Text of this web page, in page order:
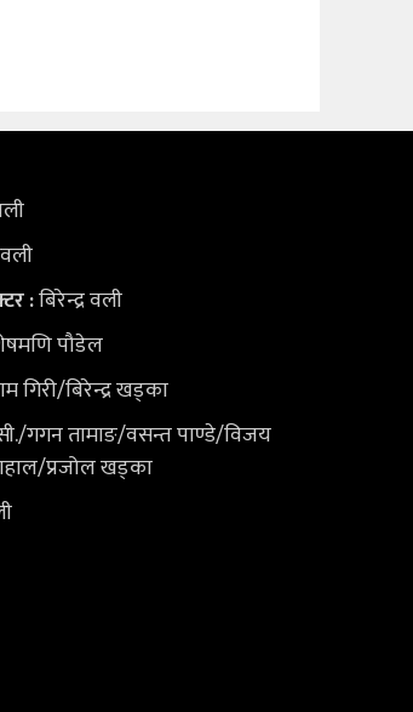
:बिरेन्द्र वली
पौडेल
गिरी/बिरेन्द्र खड्का
गगन तामाङ/वसन्त पाण्डे/विजय
प्रजोल खड्का